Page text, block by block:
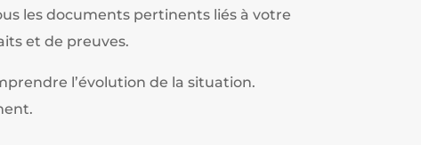
les documents pertinents liés à votre
et de preuves.
l’évolution de la situation.